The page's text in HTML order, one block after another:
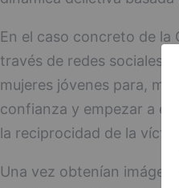
En el caso concreto de la
través de redes sociales,
mujeres jóvenes para,
confianza y empezar a
la reciprocidad de la
Una vez obtenían